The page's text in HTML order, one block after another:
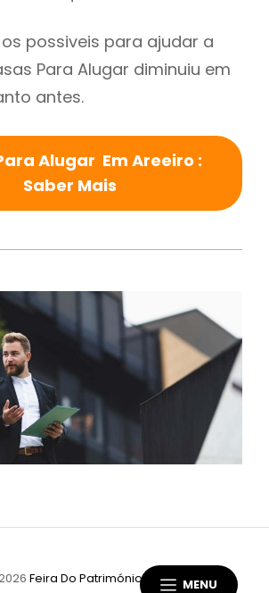
MENU
possiveis para ajudar a
Para Alugar diminuiu em
antes.
Alugar Em Areeiro :
Saber Mais
Feira Do Património|
Scapeshot